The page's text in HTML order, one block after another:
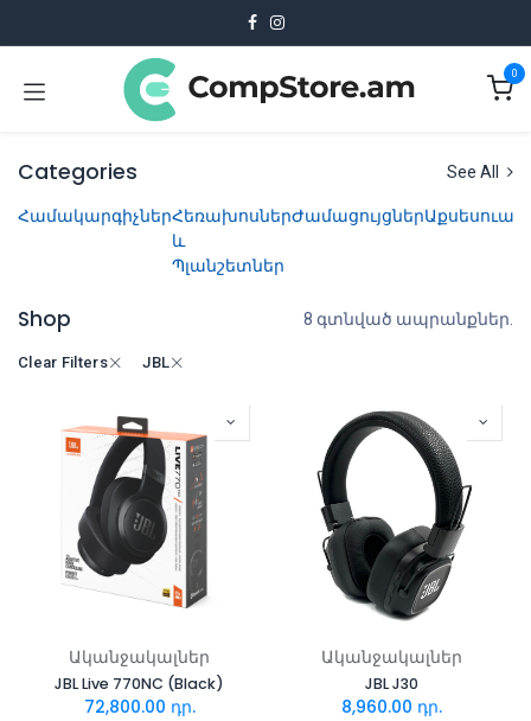
0
Categories See All
ՀամակարգիչներՀեռախոսներ
և
Պլանշետներ
Ժամացույցներ
Shop 8 գտնված ապրանքներ.
Clear Filters JBL
Ականջակալներ
JBL Live 770NC (Black)
72,800.00 դր.
Ականջակալներ
JBL J30
8,960.00 դր.